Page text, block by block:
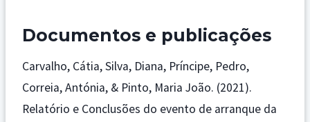
Documentos e publicações
Carvalho, Cátia, Silva, Diana, Príncipe, Pedro,
Correia, Antónia, & Pinto, Maria João. (2021).
Relatório e Conclusões do evento de arranque da